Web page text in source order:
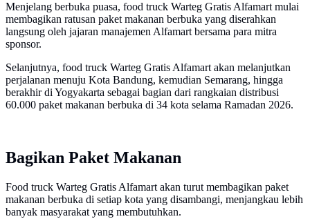
Menjelang berbuka puasa, food truck Warteg Gratis Alfamart mulai
membagikan ratusan paket makanan berbuka yang diserahkan
langsung oleh jajaran manajemen Alfamart bersama para mitra
sponsor.
Selanjutnya, food truck Warteg Gratis Alfamart akan melanjutkan
perjalanan menuju Kota Bandung, kemudian Semarang, hingga
berakhir di Yogyakarta sebagai bagian dari rangkaian distribusi
60.000 paket makanan berbuka di 34 kota selama Ramadan 2026.
Bagikan Paket Makanan
Food truck Warteg Gratis Alfamart akan turut membagikan paket
makanan berbuka di setiap kota yang disambangi, menjangkau lebih
banyak masyarakat yang membutuhkan.